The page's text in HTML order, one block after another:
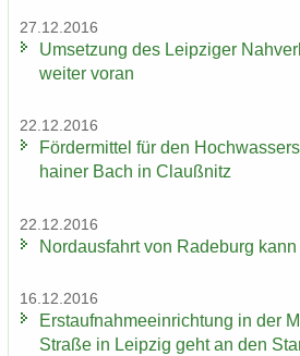
27.12.2016
Um­set­zung des Leip­zi­ger
wei­ter voran
22.12.2016
För­der­mit­tel für den
hai­ner Bach in Clau­ß­nitz
22.12.2016
Nord­aus­fahrt von Ra­de­burg
16.12.2016
Erst­auf­nah­me­ein­rich­tung in der
Straße in Leip­zig geht an den